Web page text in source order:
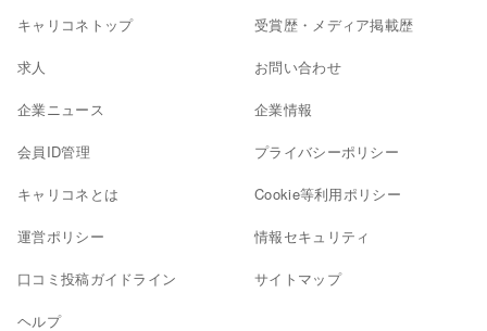
キャリコネトップ
求人
企業ニュース
会員ID管理
キャリコネとは
運営ポリシー
口コミ投稿ガイドライン
ヘルプ
受賞歴・メディア掲載歴
お問い合わせ
企業情報
プライバシーポリシー
Cookie等利用ポリシー
情報セキュリティ
サイトマップ